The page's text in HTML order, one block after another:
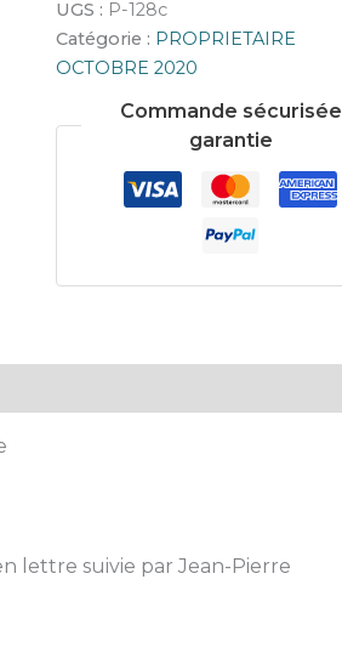
UGS : P-128c
Catégorie : PROPRIETAIRE
OCTOBRE 2020
Commande sécurisée
garantie
lettre suivie par Jean-Pierre